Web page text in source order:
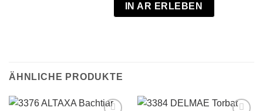
IN AR ERLEBEN
ÄHNLICHE PRODUKTE